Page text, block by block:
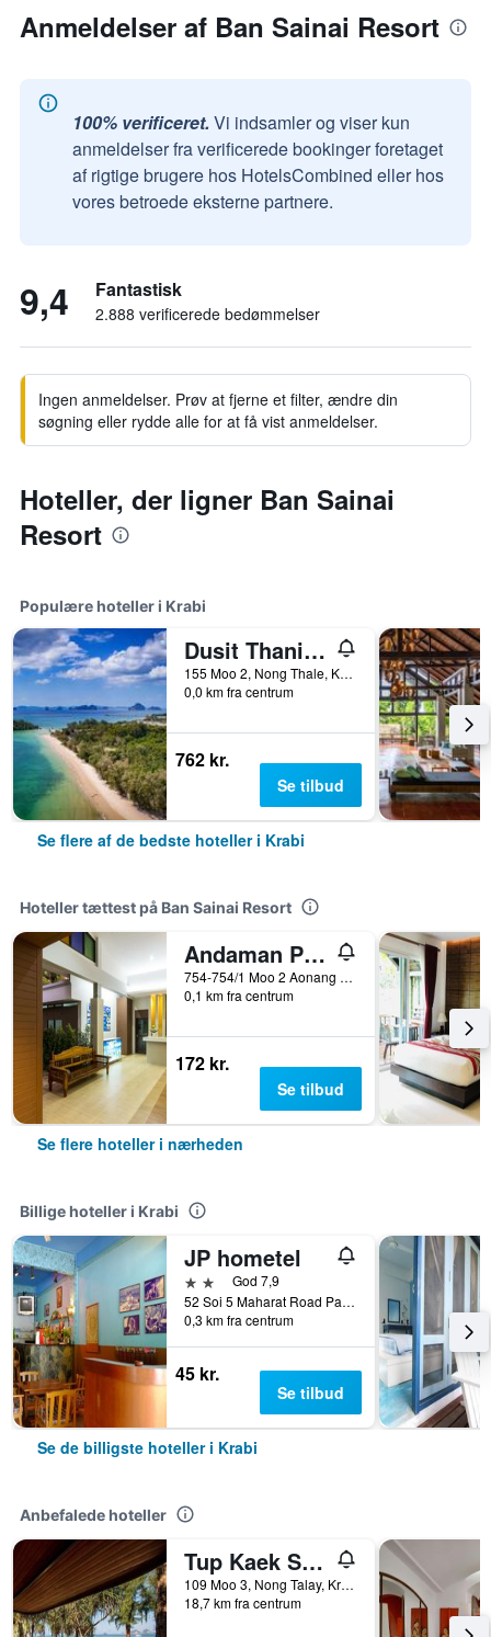
Anmeldelser af Ban Sainai Resort
100% verificeret. Vi indsamler og viser kun
anmeldelser fra verificerede bookinger foretaget
af rigtige brugere hos HotelsCombined eller hos
vores betroede eksterne partnere.
9,4 Fantastisk
2.888 verificerede bedømmelser
Ingen anmeldelser. Prøv at fjerne et filter, ændre din
søgning eller rydde alle for at få vist anmeldelser.
Hoteller, der ligner Ban Sainai
Resort
Populære hoteller i Krabi
Dusit Thani Krabi Beach Resort
155 Moo 2, Nong Thale, Krabi, Thailand
0,0 km fra centrum
762 kr.
Se tilbud
Se flere af de bedste hoteller i Krabi
Hoteller tættest på Ban Sainai Resort
Andaman Pearl Resort
754-754/1 Moo 2 Aonang Beach, Krabi, Thailand
0,1 km fra centrum
172 kr.
Se tilbud
Se flere hoteller i nærheden
Billige hoteller i Krabi
JP hometel
2 stjernerGod 7,9
52 Soi 5 Maharat Road Pak Nam Muang, Krabi, Thailand
0,3 km fra centrum
45 kr.
Se tilbud
Se de billigste hoteller i Krabi
Anbefalede hoteller
Tup Kaek Sunset Beach Resort
109 Moo 3, Nong Talay, Krabi, Thailand
18,7 km fra centrum